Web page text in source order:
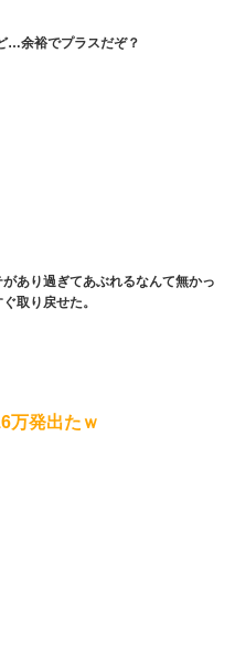
…余裕でプラスだぞ？
あり過ぎてあぶれるなんて無かっ
取り戻せた。
万発出たｗ